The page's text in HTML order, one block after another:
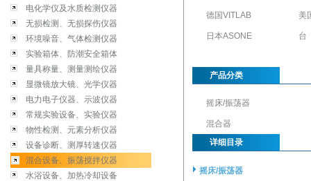
电化学仪及水质检测仪器
无损检测、无损探伤仪器
环境噪音、气体检测仪器
实验箱体、防潮安全箱体
量具称量、测量测绘仪器
显微镜放大镜、光学仪器
电力电子仪器、示波仪器
常规实验设备、实验仪器
物性检测、元素分析仪器
设备诊断、测厚转速仪器
混合设备、振荡搅拌仪器
水浴设备、加热冷却设备
德国VITLAB 美
日本ASONE 台
产品分类
摇床/振荡器
混合器
详细目录
摇床/振荡器